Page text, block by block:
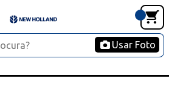
Usar Foto